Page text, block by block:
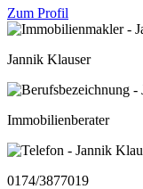
Zum Profil
Jannik Klauser
Immobilienberater
0174/3877019